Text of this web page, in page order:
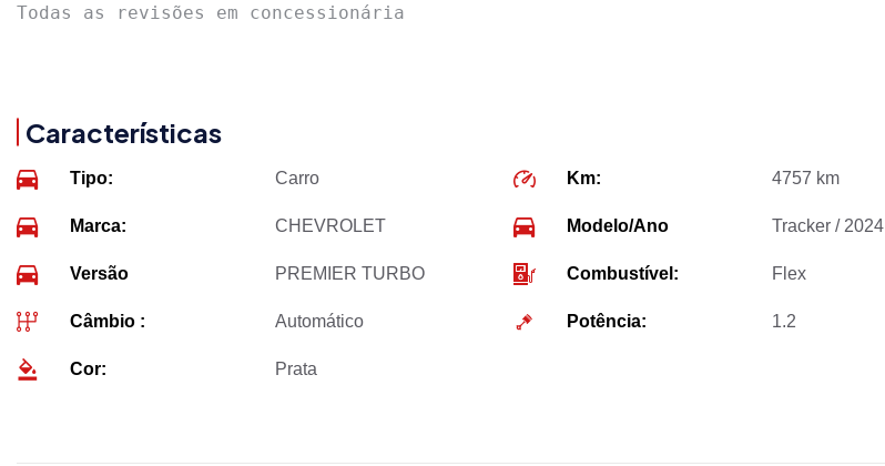
Todas as revisões em concessionária
Características
Tipo: Carro Km: 4757 km
Marca: CHEVROLET Modelo/Ano Tracker / 2024
Versão PREMIER TURBO Combustível: Flex
Câmbio : Automático Potência: 1.2
Cor: Prata